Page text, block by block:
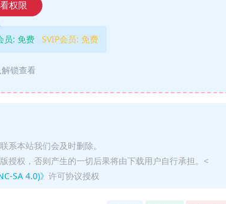
权限
员: 免费 SVIP会员: 免费
解锁查看
系本站我们会及时删除。
授权，否则产生的一切后果将由下载用户自行承担。<
SA 4.0)》 许可协议授权